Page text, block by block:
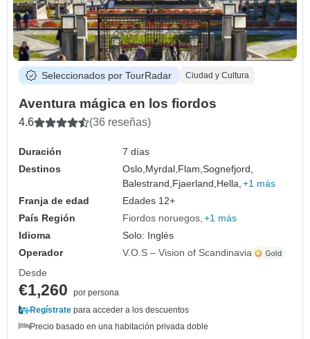
Seleccionados por TourRadar Ciudad y Cultura
Aventura mágica en los fiordos
4.6 (36 reseñas)
Duración
7 días
Destinos
Oslo, Myrdal, Flam,Sognefjord,
Balestrand, Fjaerland, Hella, +1 más
Franja de edad
Edades 12+
País Región
Fiordos noruegos +1 más
Idioma
Solo: Inglés
Operador
V.O.S – Vision of Scandinavia
Desde
€1,260
por persona
Regístrate para acceder a los descuentos
Precio basado en una habitación privada doble